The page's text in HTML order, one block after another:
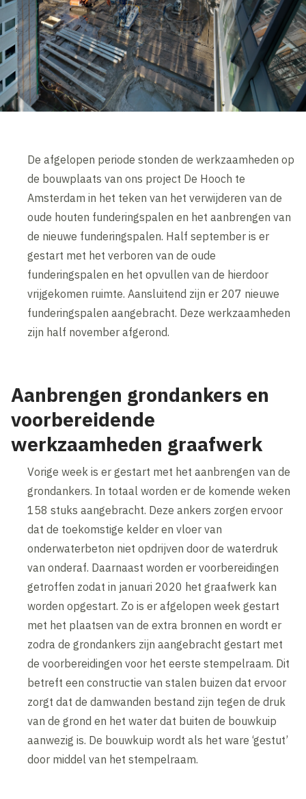
De afgelopen periode stonden de werkzaamheden op
de bouwplaats van ons project De Hooch te
Amsterdam in het teken van het verwijderen van de
oude houten funderingspalen en het aanbrengen van
de nieuwe funderingspalen. Half september is er
gestart met het verboren van de oude
funderingspalen en het opvullen van de hierdoor
vrijgekomen ruimte. Aansluitend zijn er 207 nieuwe
funderingspalen aangebracht. Deze werkzaamheden
zijn half november afgerond.
Aanbrengen grondankers en
voorbereidende
werkzaamheden graafwerk
Vorige week is er gestart met het aanbrengen van de
grondankers. In totaal worden er de komende weken
158 stuks aangebracht. Deze ankers zorgen ervoor
dat de toekomstige kelder en vloer van
onderwaterbeton niet opdrijven door de waterdruk
van onderaf. Daarnaast worden er voorbereidingen
getroffen zodat in januari 2020 het graafwerk kan
worden opgestart. Zo is er afgelopen week gestart
met het plaatsen van de extra bronnen en wordt er
zodra de grondankers zijn aangebracht gestart met
de voorbereidingen voor het eerste stempelraam. Dit
betreft een constructie van stalen buizen dat ervoor
zorgt dat de damwanden bestand zijn tegen de druk
van de grond en het water dat buiten de bouwkuip
aanwezig is. De bouwkuip wordt als het ware ‘gestut’
door middel van het stempelraam.